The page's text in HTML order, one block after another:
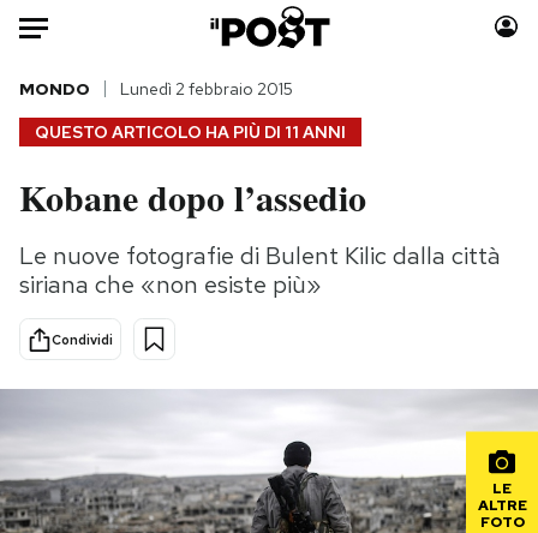
Auto
HOME
Italia
Politica
Internet
Sport
Moda
Consumismi
Altrecose
Mondiali calcio 2026
QUESTO ARTICOLO HA PIÙ DI 11 ANNI
MONDO Lunedì 2 febbraio 2015
Kobane dopo l’assedio
Le nuove fotografie di Bulent Kilic dalla città
siriana che «non esiste più»
Condividi
LE
ALTRE
FOTO